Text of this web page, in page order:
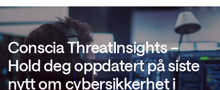
Conscia ThreatInsights –
Hold deg oppdatert på siste
nytt om cybersikkerhet i